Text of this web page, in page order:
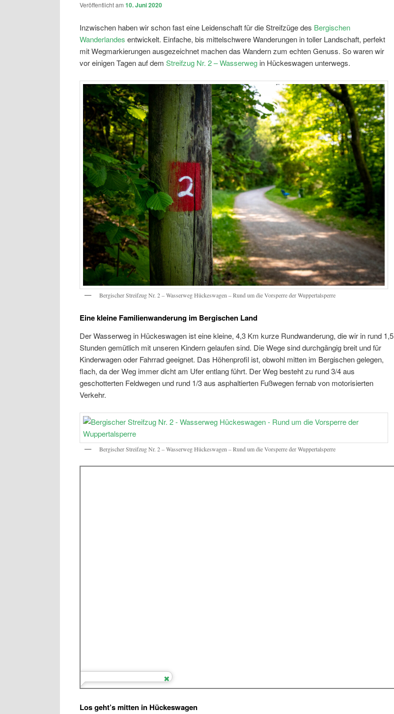
Veröffentlicht am 10. Juni 2020
Inzwischen haben wir schon fast eine Leidenschaft für die Streifzüge des Bergischen
Wanderlandes entwickelt. Einfache, bis mittelschwere Wanderungen in toller Landschaft, perfekt
mit Wegmarkierungen ausgezeichnet machen das Wandern zum echten Genuss. So waren wir
vor einigen Tagen auf dem Streifzug Nr. 2 – Wasserweg in Hückeswagen unterwegs.
Bergischer Streifzug Nr. 2 – Wasserweg Hückeswagen – Rund um die Vorsperre der Wuppertalsperre
Eine kleine Familienwanderung im Bergischen Land
Der Wasserweg in Hückeswagen ist eine kleine, 4,3 Km kurze Rundwanderung, die wir in rund 1,5
Stunden gemütlich mit unseren Kindern gelaufen sind. Die Wege sind durchgängig breit und für
Kinderwagen oder Fahrrad geeignet. Das Höhenprofil ist, obwohl mitten im Bergischen gelegen,
flach, da der Weg immer dicht am Ufer entlang führt. Der Weg besteht zu rund 3/4 aus
geschotterten Feldwegen und rund 1/3 aus asphaltierten Fußwegen fernab von motorisierten
Verkehr.
Bergischer Streifzug Nr. 2 – Wasserweg Hückeswagen – Rund um die Vorsperre der Wuppertalsperre
Los geht’s mitten in Hückeswagen